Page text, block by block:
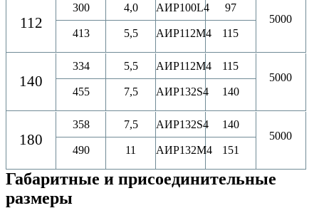
112
300
413
4,0
5,5
АИР100L4
АИР112M4
97
115
5000
140
334
455
5,5
7,5
АИР112M4
АИР132S4
115
140
5000
180
358
490
7,5
11
АИР132S4
АИР132M4
140
151
5000
Габаритные и присоединительные
размеры